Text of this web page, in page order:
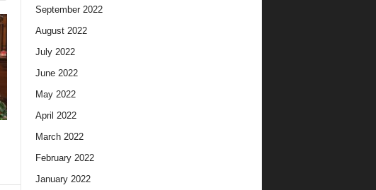
September 2022
August 2022
July 2022
June 2022
May 2022
April 2022
March 2022
February 2022
January 2022